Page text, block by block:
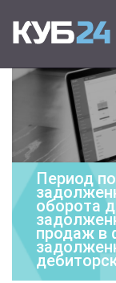
Онлайн
счетов на
просто.
Период
оборота
продаж в